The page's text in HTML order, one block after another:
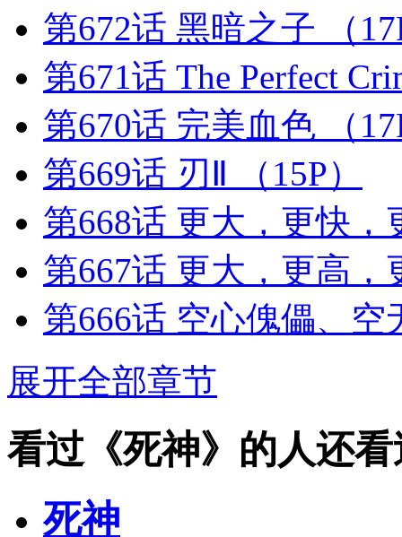
第672话 黑暗之子
（
第671话 The Perfect
第670话 完美血色
（
第669话 刃Ⅱ
（15P）
第668话 更大，更快
第667话 更大，更高
第666话 空心傀儡、
展开全部章节
看过《死神》的人还看
死神